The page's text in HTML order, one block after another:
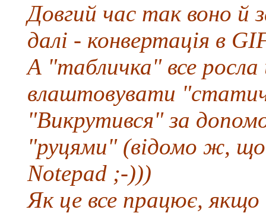
Довгий час так воно й
далі - конвертація в
А "табличка" все росла
влаштовувати
"Викрутився" за
"руцями" (відомо ж,
Notepad ;-)))
Як це все працює, якщо